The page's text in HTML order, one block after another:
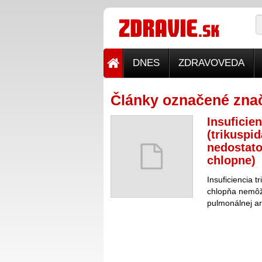
DNES ZDRAVOVEDA
Články označené
chlopne)
Insuficiencia
chlopňa
pulmonálnej